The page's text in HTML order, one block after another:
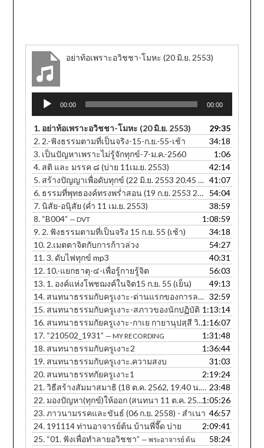
อย่าท้อเพราะอวิชชา-โมหะ (20 มิ.ย. 2553)
Audio
Player
00:00 00:00
1. อย่าท้อเพราะอวิชชา-โมหะ (20 มิ.ย. 2553)
29:35
2. 2.-ฟังธรรมตามที่เป็นจริง-15-ก.ย.-55-เช้า
34:18
3. เป็นปัญหาเพราะไม่รู้จักทุกข์-7-ม.ค.-2560
1:06
4. สติ และ มรรค ๘ (บ่าย 11เม.ย. 2553)
42:14
5. สร้างปัญญาเพื่อดับทุกข์ (22 มิ.ย. 2553 20.45 น.)
41:07
6. ธรรมที่พุทธองค์ทรงพร่ำสอน (19 ก.ย. 2553 20.25 น.)
54:04
7.นิสัย-อนุิสัย (ค่ำ 11 เม.ย. 2553)
38:59
8. “B004” — DVT
1:08:59
9. 2. ฟังธรรมตามที่เป็นจริง 15 ก.ย. 55 (เช้า)
34:18
10. 2.เมตตาจิตกับการก้าวล่วง
54:27
11.3. ดับไฟทุกข์ mp3
40:31
12. 10.-แยกธาตุ-๔-เพื่อรู้กายรู้จิต
56:03
13. 1. องค์แห่งโพชฌงค์ในจิต15 ก.ย. 55 (เย็น)
49:13
14. สนทนาธรรมกับครูเงาะ-ด่านแรกของการละกิเลส
32:59
15. สนทนาธรรมกับครูเงาะ-สภาวของนักปฏิบัติ 1:13:14
16. สนทนาธรรมกัยครูเงาะ-กาเย กายานุปสฺสี วิหรติ 1:16:07
17. “210502_1931” — MY RECORDING
1:31:48
18. สนทนาธรรมกับครูเงาะ2
1:36:44
19. สนทนาธรรมกับครูเงาะ.ความสงบ
31:03
20. สนทนาธรรทกัยครูเงาะ1
2:19:24
21.วิธีสร้างสัมมาสมาธิ (18 ต.ค. 2562, 19.40 น. ภาษาอีสาน)
23:48
22. มองปัญหา(ทุกข์)ให้ออก (สนทนา 11 ต.ค. 2560, 12.30 น.) - สำเนา 1:05:26
23.ภาวนามรรคและขันธ์ (06 ก.ย. 2558) - สำเนา 46:57
24. 191114 ท่านอาจารย์ต้น บ้านพี่จี๊ด บ่าย
2:09:41
25. “01. ฟังเพื่อทำลายอวิชชา” — พระอาจารย์ ต้น
58:24